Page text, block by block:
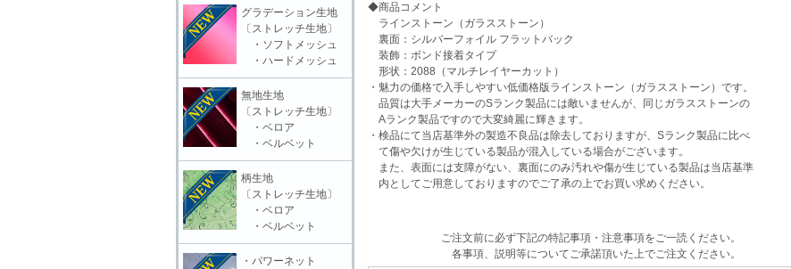
◆商品コメント
ラインストーン（ガラスストーン）
裏面：シルバーフォイル フラットバック
装飾：ボンド接着タイプ
形状：2088（マルチレイヤーカット）
・魅力の価格で入手しやすい低価格版ラインストーン（ガラスストーン）です。
品質は大手メーカーのSランク製品には敵いませんが、同じガラスストーンの
Aランク製品ですので大変綺麗に輝きます。
・検品にて当店基準外の製造不良品は除去しておりますが、Sランク製品に比べ
て傷や欠けが生じている製品が混入している場合がございます。
また、表面には支障がない、裏面にのみ汚れや傷が生じている製品は当店基準
内としてご用意しておりますのでご了承の上でお買い求めください。
ご注文前に必ず下記の特記事項・注意事項をご一読ください。
各事項、説明等についてご承諾頂いた上でご注文ください。
グラデーション生地
〔ストレッチ生地〕
・ソフトメッシュ
・ハードメッシュ
無地生地
〔ストレッチ生地〕
・ベロア
・ベルベット
柄生地
〔ストレッチ生地〕
・ベロア
・ベルベット
・パワーネット